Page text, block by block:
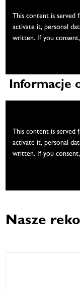
This content is served
activate it, personal
written. If you
Informacje
This content is
activate it, personal
written. If you
Nasze